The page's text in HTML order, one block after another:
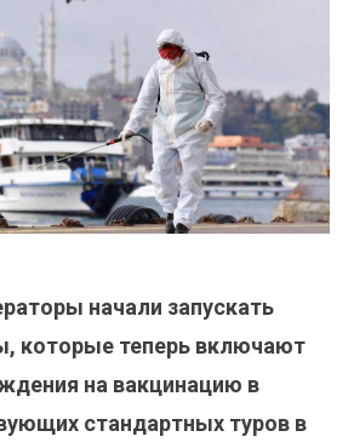
начали запускать
которые теперь включают
на вакцинацию в
стандартных туров в